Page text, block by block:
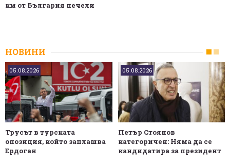
км от България печели
НОВИНИ
05.08.2026
Трусът в турската
опозиция, който заплашва
Ердоган
05.08.2026
Петър Стоянов
категоричен: Няма да се
кандидатира за президент